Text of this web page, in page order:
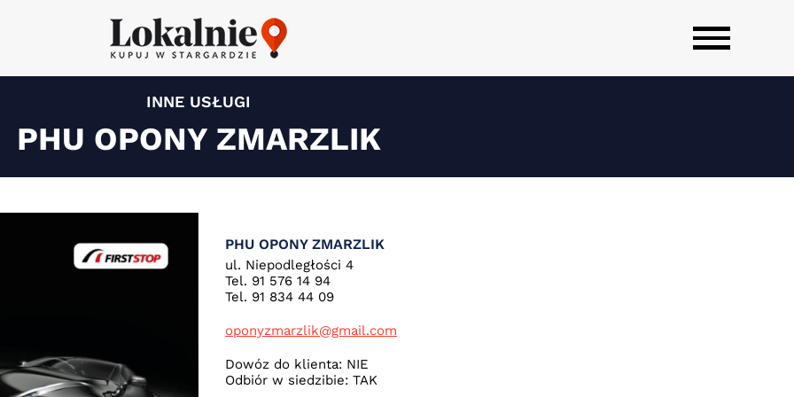
INNE USŁUGI
PHU OPONY ZMARZLIK
PHU OPONY ZMARZLIK
ul. Niepodległości 4
Tel. 91 576 14 94
Tel. 91 834 44 09
oponyzmarzlik@gmail.com
Dowóz do klienta: NIE
Odbiór w siedzibie: TAK